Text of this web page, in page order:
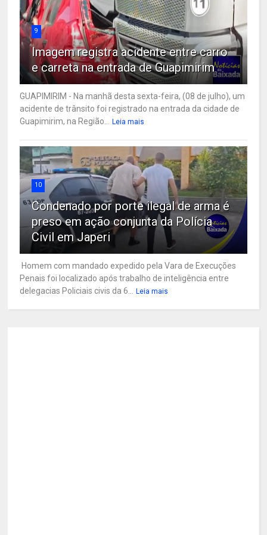
9
Imagem registra acidente entre carro
e carreta na entrada de Guapimirim
GUAPIMIRIM - Na manhã desta sexta-feira, (08 de julho), um
acidente de trânsito foi registrado na entrada da cidade de
Guapimirim, na Região...
Leia mais
10
Condenado por porte ilegal de arma é
preso em ação conjunta da Polícia
Civil em Japeri
Homem com mandado expedido pela Vara de Execuções
Penais foi localizado após trabalho de inteligência entre
delegacias Policiais civis da 6...
Leia mais